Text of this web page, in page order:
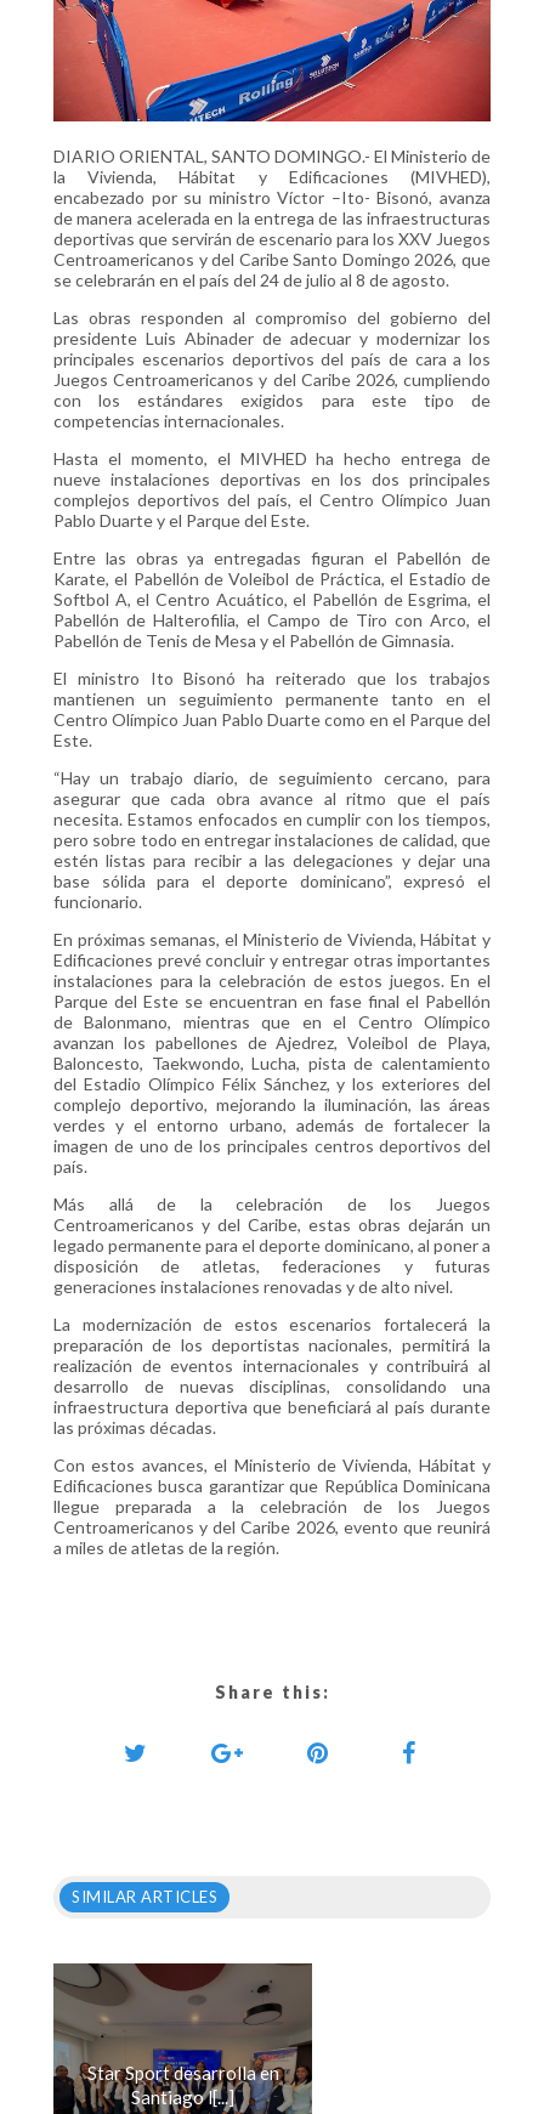
DIARIO ORIENTAL, SANTO DOMINGO.- El Ministerio de
la Vivienda, Hábitat y Edificaciones (MIVHED),
encabezado por su ministro Víctor –Ito- Bisonó, avanza
de manera acelerada en la entrega de las infraestructuras
deportivas que servirán de escenario para los XXV Juegos
Centroamericanos y del Caribe Santo Domingo 2026, que
se celebrarán en el país del 24 de julio al 8 de agosto.
Las obras responden al compromiso del gobierno del
presidente Luis Abinader de adecuar y modernizar los
principales escenarios deportivos del país de cara a los
Juegos Centroamericanos y del Caribe 2026, cumpliendo
con los estándares exigidos para este tipo de
competencias internacionales.
Hasta el momento, el MIVHED ha hecho entrega de
nueve instalaciones deportivas en los dos principales
complejos deportivos del país, el Centro Olímpico Juan
Pablo Duarte y el Parque del Este.
Entre las obras ya entregadas figuran el Pabellón de
Karate, el Pabellón de Voleibol de Práctica, el Estadio de
Softbol A, el Centro Acuático, el Pabellón de Esgrima, el
Pabellón de Halterofilia, el Campo de Tiro con Arco, el
Pabellón de Tenis de Mesa y el Pabellón de Gimnasia.
El ministro Ito Bisonó ha reiterado que los trabajos
mantienen un seguimiento permanente tanto en el
Centro Olímpico Juan Pablo Duarte como en el Parque del
Este.
“Hay un trabajo diario, de seguimiento cercano, para
asegurar que cada obra avance al ritmo que el país
necesita. Estamos enfocados en cumplir con los tiempos,
pero sobre todo en entregar instalaciones de calidad, que
estén listas para recibir a las delegaciones y dejar una
base sólida para el deporte dominicano”, expresó el
funcionario.
En próximas semanas, el Ministerio de Vivienda, Hábitat y
Edificaciones prevé concluir y entregar otras importantes
instalaciones para la celebración de estos juegos. En el
Parque del Este se encuentran en fase final el Pabellón
de Balonmano, mientras que en el Centro Olímpico
avanzan los pabellones de Ajedrez, Voleibol de Playa,
Baloncesto, Taekwondo, Lucha, pista de calentamiento
del Estadio Olímpico Félix Sánchez, y los exteriores del
complejo deportivo, mejorando la iluminación, las áreas
verdes y el entorno urbano, además de fortalecer la
imagen de uno de los principales centros deportivos del
país.
Más allá de la celebración de los Juegos
Centroamericanos y del Caribe, estas obras dejarán un
legado permanente para el deporte dominicano, al poner a
disposición de atletas, federaciones y futuras
generaciones instalaciones renovadas y de alto nivel.
La modernización de estos escenarios fortalecerá la
preparación de los deportistas nacionales, permitirá la
realización de eventos internacionales y contribuirá al
desarrollo de nuevas disciplinas, consolidando una
infraestructura deportiva que beneficiará al país durante
las próximas décadas.
Con estos avances, el Ministerio de Vivienda, Hábitat y
Edificaciones busca garantizar que República Dominicana
llegue preparada a la celebración de los Juegos
Centroamericanos y del Caribe 2026, evento que reunirá
a miles de atletas de la región.
Share this:
SIMILAR ARTICLES
Star Sport desarrolla en
Santiago l[...]